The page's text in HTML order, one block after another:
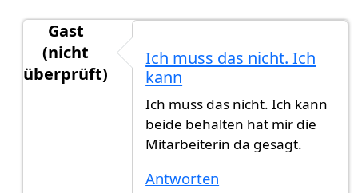
Gast
(nicht
überprüft)
Ich muss das nicht. Ich
kann
Ich muss das nicht. Ich kann
beide behalten hat mir die
Mitarbeiterin da gesagt.
Antworten